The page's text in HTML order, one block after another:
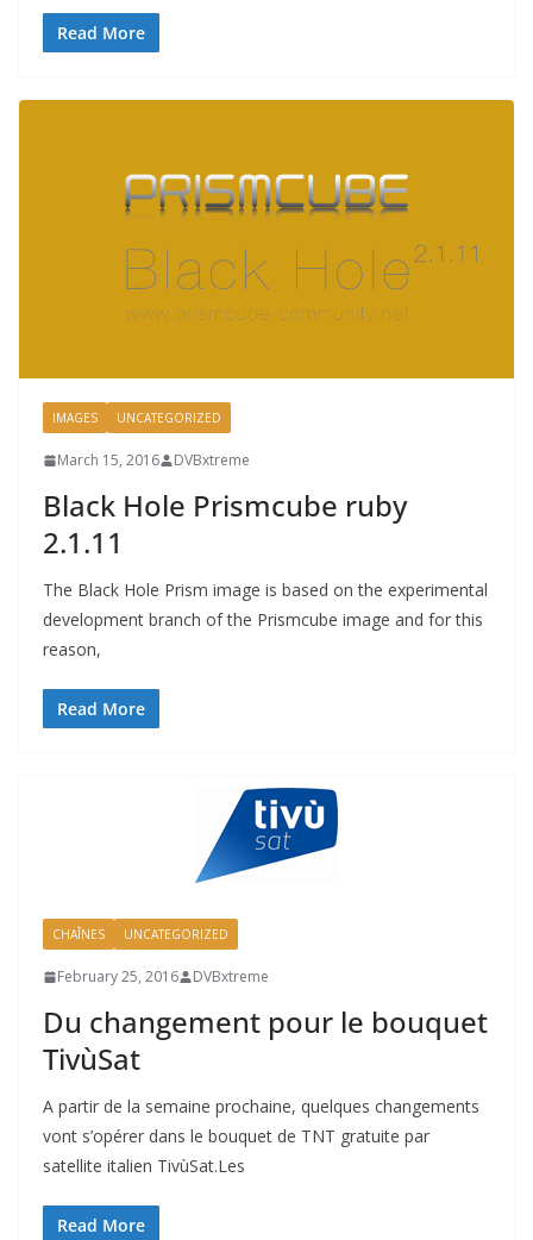
Read More
IMAGES UNCATEGORIZED
March 15, 2016 DVBxtreme
Black Hole Prismcube ruby
2.1.11
The Black Hole Prism image is based on the experimental
development branch of the Prismcube image and for this
reason,
Read More
CHAÎNES UNCATEGORIZED
February 25, 2016 DVBxtreme
Du changement pour le bouquet
TivùSat
A partir de la semaine prochaine, quelques changements
vont s’opérer dans le bouquet de TNT gratuite par
satellite italien TivùSat.Les
Read More